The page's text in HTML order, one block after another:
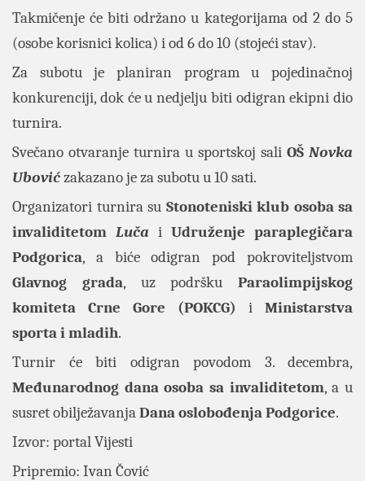
Takmičenje će biti održano u kategorijama od 2 do 5
(osobe korisnici kolica) i od 6 do 10 (stojeći stav).
Za subotu je planiran program u pojedinačnoj
konkurenciji, dok će u nedjelju biti odigran ekipni dio
turnira.
Svečano otvaranje turnira u sportskoj sali OŠ Novka
Ubovićzakazano je za subotu u 10 sati.
Organizatori turnira su Stonoteniski klub osoba sa
invaliditetom Luča i Udruženje paraplegičara
Podgorica, a biće odigran pod pokroviteljstvom
Glavnog grada, uz podršku Paraolimpijskog
komiteta Crne Gore (POKCG) i Ministarstva
sporta i mladih.
Turnir će biti odigran povodom 3. decembra,
Međunarodnog dana osoba sa invaliditetom, a u
susret obilježavanjaDana oslobođenja Podgorice.
Izvor: portalVijesti
Pripremio: Ivan Čović